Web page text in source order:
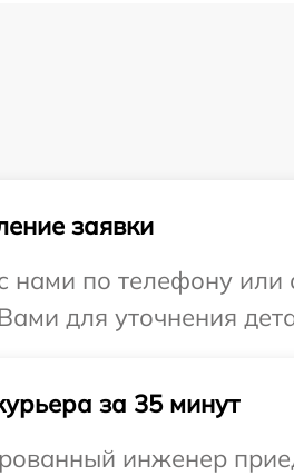
заявки
нами по телефону или
для уточнения
за 35 минут
инженер